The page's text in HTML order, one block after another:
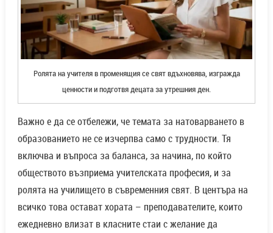
Ролята на учителя в променящия се свят вдъхновява, изгражда
ценности и подготвя децата за утрешния ден.
Важно е да се отбележи, че темата за натоварването в
образованието не се изчерпва само с трудности. Тя
включва и въпроса за баланса, за начина, по който
обществото възприема учителската професия, и за
ролята на училището в съвременния свят. В центъра на
всичко това остават хората – преподавателите, които
ежедневно влизат в класните стаи с желание да